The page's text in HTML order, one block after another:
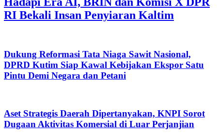
RI Bekali Insan Penyiaran Kaltim
Dukung Reformasi Tata Niaga Sawit Nasional,
DPRD Kutim Siap Kawal Kebijakan Ekspor Satu
Pintu Demi Negara dan Petani
Aset Strategis Daerah Dipertanyakan, KNPI Sorot
Dugaan Aktivitas Komersial di Luar Perjanjian